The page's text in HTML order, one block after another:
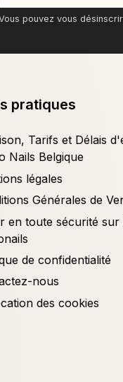
pouvez vous
pratiques
Tarifs et Délais
Nails Belgique
légales
Générales de
en toute sécurité sur
de confidentialité
nous
des cookies